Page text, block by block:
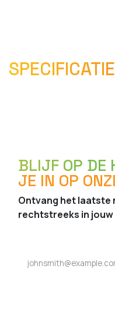
BLIJF OP DE
JE IN OP
Ontvang het laatste
rechtstreeks in jouw